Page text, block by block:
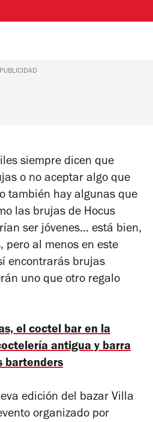
PUBLICIDAD
siempre dicen que
o no aceptar algo que
también hay algunas que
las brujas de Hocus
ser jóvenes… está bien,
pero al menos en este
encontrarás brujas
uno que otro regalo
elcoctel bar en la
antigua y barra
bartenders
edición del bazar Villa
organizado por